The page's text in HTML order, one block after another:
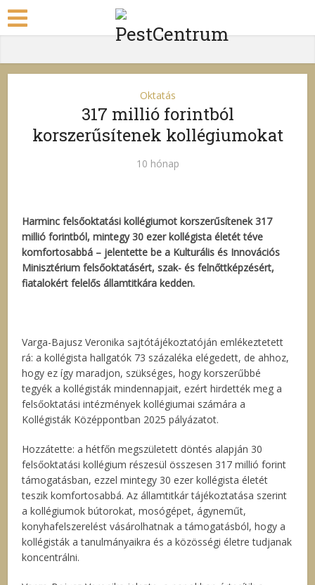
Oktatás
317 millió forintból
korszerűsítenek kollégiumokat
10 hónap
Harminc felsőoktatási kollégiumot korszerűsítenek 317
millió forintból, mintegy 30 ezer kollégista életét téve
komfortosabbá – jelentette be a Kulturális és Innovációs
Minisztérium felsőoktatásért, szak- és felnőttképzésért,
fiatalokért felelős államtitkára kedden.
Varga-Bajusz Veronika sajtótájékoztatóján emlékeztetett
rá: a kollégista hallgatók 73 százaléka elégedett, de ahhoz,
hogy ez így maradjon, szükséges, hogy korszerűbbé
tegyék a kollégisták mindennapjait, ezért hirdették meg a
felsőoktatási intézmények kollégiumai számára a
Kollégisták Középpontban 2025 pályázatot.
Hozzátette: a hétfőn megszületett döntés alapján 30
felsőoktatási kollégium részesül összesen 317 millió forint
támogatásban, ezzel mintegy 30 ezer kollégista életét
teszik komfortosabbá. Az államtitkár tájékoztatása szerint
a kollégiumok bútorokat, mosógépet, ágyneműt,
konyhafelszerelést vásárolhatnak a támogatásból, hogy a
kollégisták a tanulmányaikra és a közösségi életre tudjanak
koncentrálni.